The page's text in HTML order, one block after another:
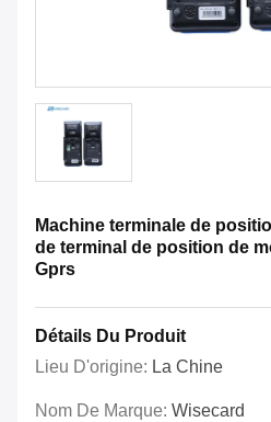
Machine terminale de
de terminal de position de
Gprs
Détails Du Produit
Lieu D'origine: La Chine
Nom De Marque: Wisecard